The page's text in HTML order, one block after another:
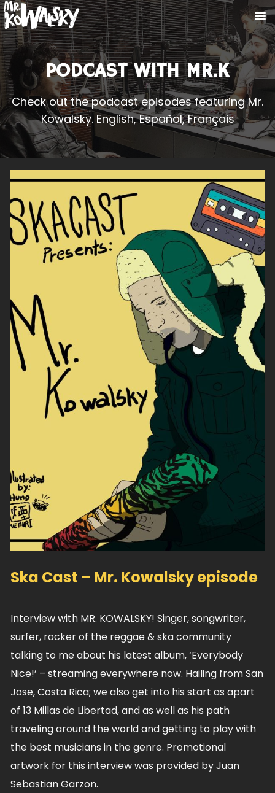
PODCAST WITH MR.K
Check out the podcast episodes featuring Mr.
Kowalsky. English, Español, Français
Ska Cast – Mr. Kowalsky episode
Interview with MR. KOWALSKY! Singer, songwriter,
surfer, rocker of the reggae & ska community
talking to me about his latest album, ‘Everybody
Nice!’ – streaming everywhere now. Hailing from San
Jose, Costa Rica; we also get into his start as apart
of 13 Millas de Libertad, and as well as his path
traveling around the world and getting to play with
the best musicians in the genre. Promotional
artwork for this interview was provided by Juan
Sebastian Garzon.